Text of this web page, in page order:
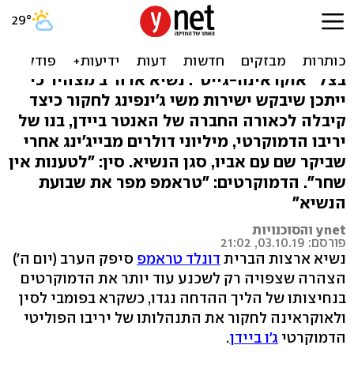
טראמפ קורא לסין לחקור את
בצל "אוקראינה-גייט": נשיא ארה"ב מצהיר כי
ייתכן שיבקש ישירות משי ג'ינפינג לחקור כיצד
קיבלה לכאורה החברה של האנטר ביידן, בנו של
יריבו הדמוקרטי, מיליוני דולרים מבייג'ינג אחרי
שביקר שם עם אביו, סגן הנשיא. סין: "לטענות אין
שחר". הדמוקרטים: "טראמפ מפר את שבועת
הנשיא"
ynet והסוכנויות
פורסם: 03.10.19, 21:02
נשיא ארצות הברית דונלד טראמפ סיפק הערב (יום ה')
הצהרה שצפויה רק לשכנע עוד יותר את הדמוקרטים
בנחיצותו של הליך ההדחה נגדו, כשקרא בפומבי לסין
ולאוקראינה לחקור את התנהלותו של יריבו הפוליטי
הדמוקרטי ג'ו ביידן.